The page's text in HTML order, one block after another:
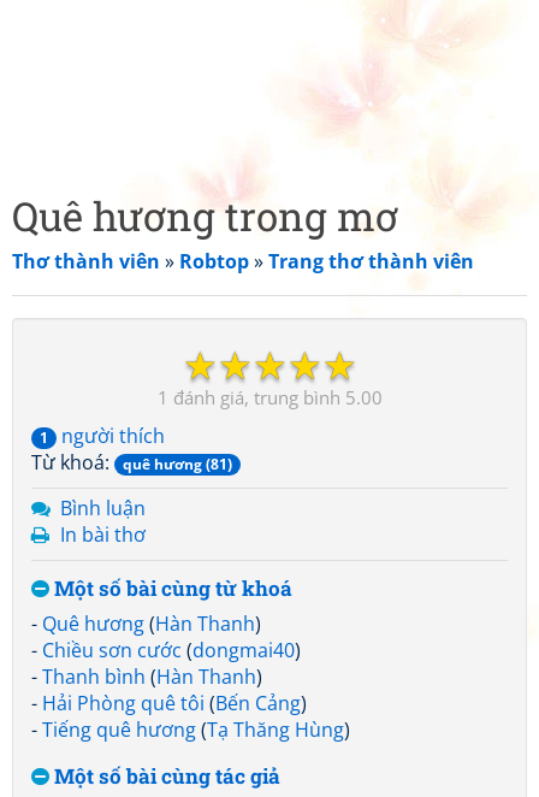
Quê hương trong mơ
Thơ thành viên » Robtop»Trang thơ thành viên
☆
☆
☆
☆
☆
1 5.00
1
người thích
Từ khoá:
quê hương (81)
Bình luận
In bài thơ
Một số bài cùng từ khoá
- Quê hương(Hàn Thanh)
- Chiều sơn cước (dongmai40)
-Thanh bình (Hàn Thanh)
- Hải Phòng quê tôi (Bến Cảng)
-Tiếng quê hương(Tạ Thăng Hùng)
Một số bài cùng tác giả